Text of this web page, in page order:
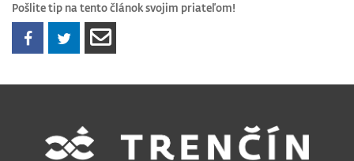
Pošlite tip na tento článok svojim priateľom!